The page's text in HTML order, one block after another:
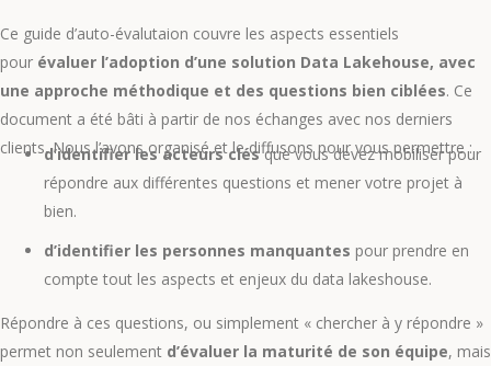
Ce guide d’auto-évalutaion couvre les aspects essentiels
pour évaluer l’adoption d’une solution Data Lakehouse, avec
une approche méthodique et des questions bien ciblées. Ce
document a été bâti à partir de nos échanges avec nos derniers
clients. Nous l’avons organisé et le diffusons pour vous permettre :
d’identifier les acteurs clésque vous devez mobiliser pour
répondre aux différentes questions et mener votre projet à
bien.
d’identifier les personnes manquantes pour prendre en
compte tout les aspects et enjeux du data lakeshouse.
Répondre à ces questions, ou simplement « chercher à y répondre »
permet non seulement d’évaluer la maturité de son équipe, mais